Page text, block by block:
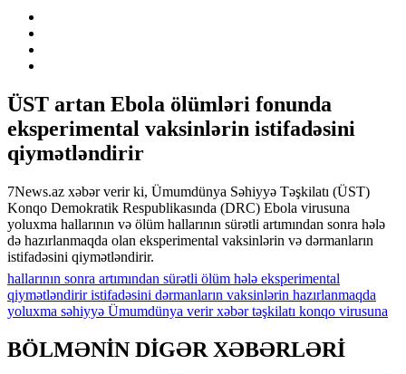
ÜST artan Ebola ölümləri fonunda
eksperimental vaksinlərin istifadəsini
qiymətləndirir
7News.az xəbər verir ki, Ümumdünya Səhiyyə Təşkilatı (ÜST)
Konqo Demokratik Respublikasında (DRC) Ebola virusuna
yoluxma hallarının və ölüm hallarının sürətli artımından sonra hələ
də hazırlanmaqda olan eksperimental vaksinlərin və dərmanların
istifadəsini qiymətləndirir.
hallarının sonra artımından sürətli ölüm hələ eksperimental
qiymətləndiriristifadəsini dərmanların vaksinlərin hazırlanmaqda
yoluxma səhiyyə Ümumdünya verirxəbərtəşkilatı konqo virusuna
BÖLMƏNİN DİGƏR XƏBƏRLƏRİ